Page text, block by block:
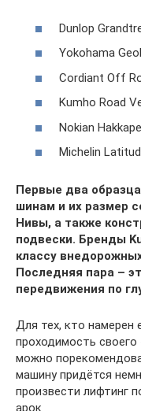
Dunlop
Yokohama
Cordiant Off
Kumho Road
Nokian
Michelin
Первые два
шинам и их размер
Нивы, а также
подвески. Бренды
классу
Последняя пара –
передвижения по
Для тех, кто намерен
проходимость
можно
машину придётся
произвести лифтинг
арок.